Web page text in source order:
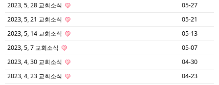
2023, 5, 28 교회소식
05-27
2023, 5, 21 교회소식
05-21
2023, 5, 14 교회소식
05-13
2023, 5, 7 교회소식
05-07
2023, 4, 30 교회소식
04-30
2023, 4, 23 교회소식
04-23